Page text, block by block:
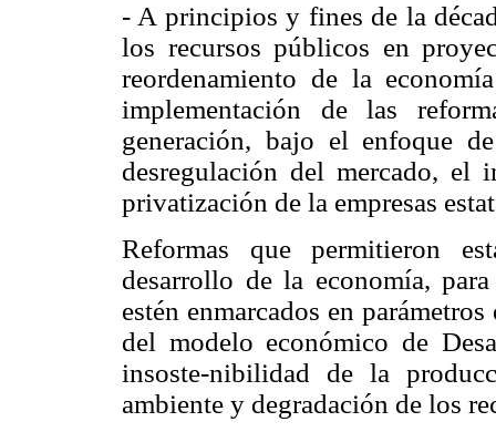
- A principios y fines de la
los recursos públicos en
reordenamiento de la
implementación de las
generación, bajo el enfoque
desregulación del mercado, el
privatización de la empresas
Reformas que permitieron
desarrollo de la economía,
estén enmarcados en
del modelo económico de
insoste-nibilidad de la
ambiente y degradación de los